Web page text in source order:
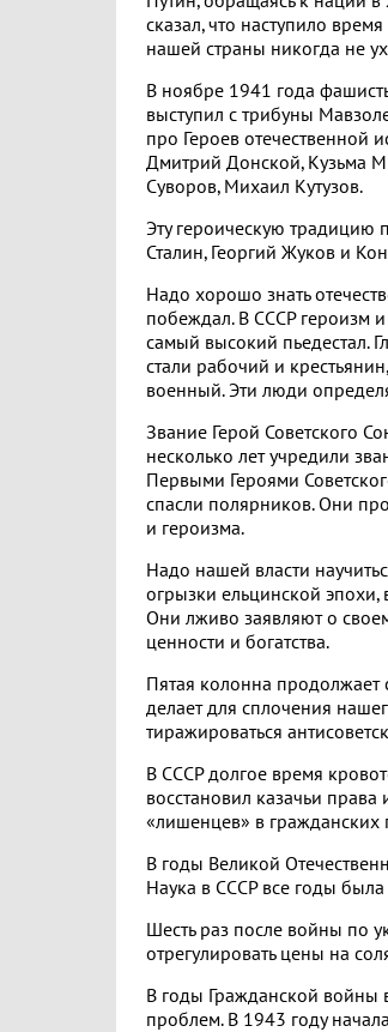
сказал, что наступило
нашей страны никогда не
В ноябре 1941 года
выступил с трибуны
про Героев отечественной
Дмитрий Донской, Кузьма
Суворов, Михаил Кутузов.
Эту героическую
Сталин, Георгий Жуков и
Надо хорошо знать
побеждал. В СССР героизм
самый высокий пьедестал.
стали рабочий и
военный. Эти люди
Звание Герой Советского
несколько лет учредили
Первыми Героями
спасли полярников. Они
и героизма.
Надо нашей власти
огрызки ельцинской
Они лживо заявляют о
ценности и богатства.
Пятая колонна продолжает
делает для сплочения
тиражироваться
В СССР долгое время
восстановил казачьи
«лишенцев» в гражданских
В годы Великой
Наука в СССР все годы была
Шесть раз после войны по
отрегулировать цены на
В годы Гражданской войны
проблем. В 1943 году